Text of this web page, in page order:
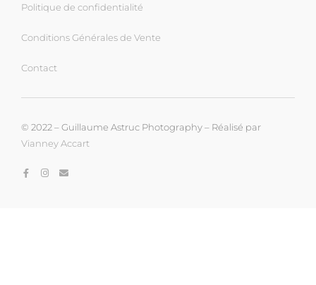
Politique de confidentialité
Conditions Générales de Vente
Contact
© 2022 – Guillaume Astruc Photography – Réalisé par
Vianney Accart